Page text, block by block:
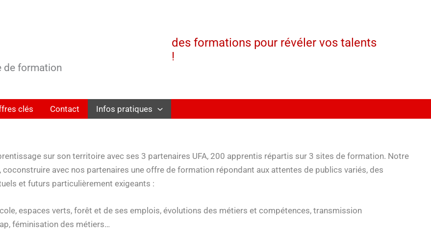
de formation
des formations pour révéler vos talents
!
clés Contact Infos pratiques
sur son territoire avec ses 3 partenaires UFA, 200 apprentis répartis sur 3 sites de formation. Notre
avec nos partenaires une offre de formation répondant aux attentes de publics variés, des
et futurs particulièrement exigeants :
espaces verts, forêt et de ses emplois, évolutions des métiers et compétences, transmission
féminisation des métiers…